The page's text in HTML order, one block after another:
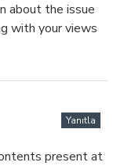
about the issue
with your views
Yanıtla
present at